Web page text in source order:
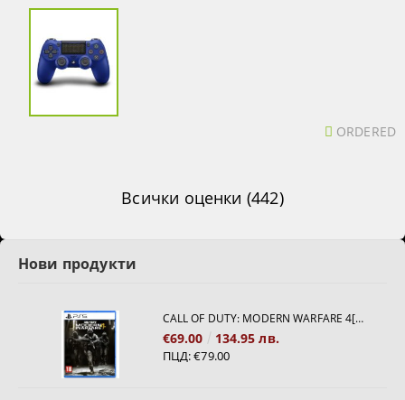
ORDERED
Всички оценки (442)
Нови продукти
CALL OF DUTY: MODERN WARFARE 4[PS5]
€69.00 134.95 лв.
ПЦД:€79.00